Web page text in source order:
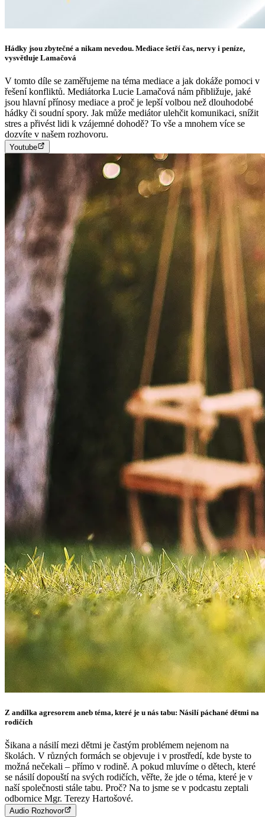
Hádky jsou zbytečné a nikam nevedou. Mediace šetří čas, nervy i peníze,
vysvětluje Lamačová
V tomto díle se zaměřujeme na téma mediace a jak dokáže pomoci v
řešení konfliktů. Mediátorka Lucie Lamačová nám přibližuje, jaké
jsou hlavní přínosy mediace a proč je lepší volbou než dlouhodobé
hádky či soudní spory. Jak může mediátor ulehčit komunikaci, snížit
stres a přivést lidi k vzájemné dohodě? To vše a mnohem více se
dozvíte v našem rozhovoru.
Youtube
Z andílka agresorem aneb téma, které je u nás tabu: Násilí páchané dětmi na
rodičích
Šikana a násilí mezi dětmi je častým problémem nejenom na
školách. V různých formách se objevuje i v prostředí, kde byste to
možná nečekali – přímo v rodině. A pokud mluvíme o dětech, které
se násilí dopouští na svých rodičích, věřte, že jde o téma, které je v
naší společnosti stále tabu. Proč? Na to jsme se v podcastu zeptali
odbornice Mgr. Terezy Hartošové.
Audio Rozhovor